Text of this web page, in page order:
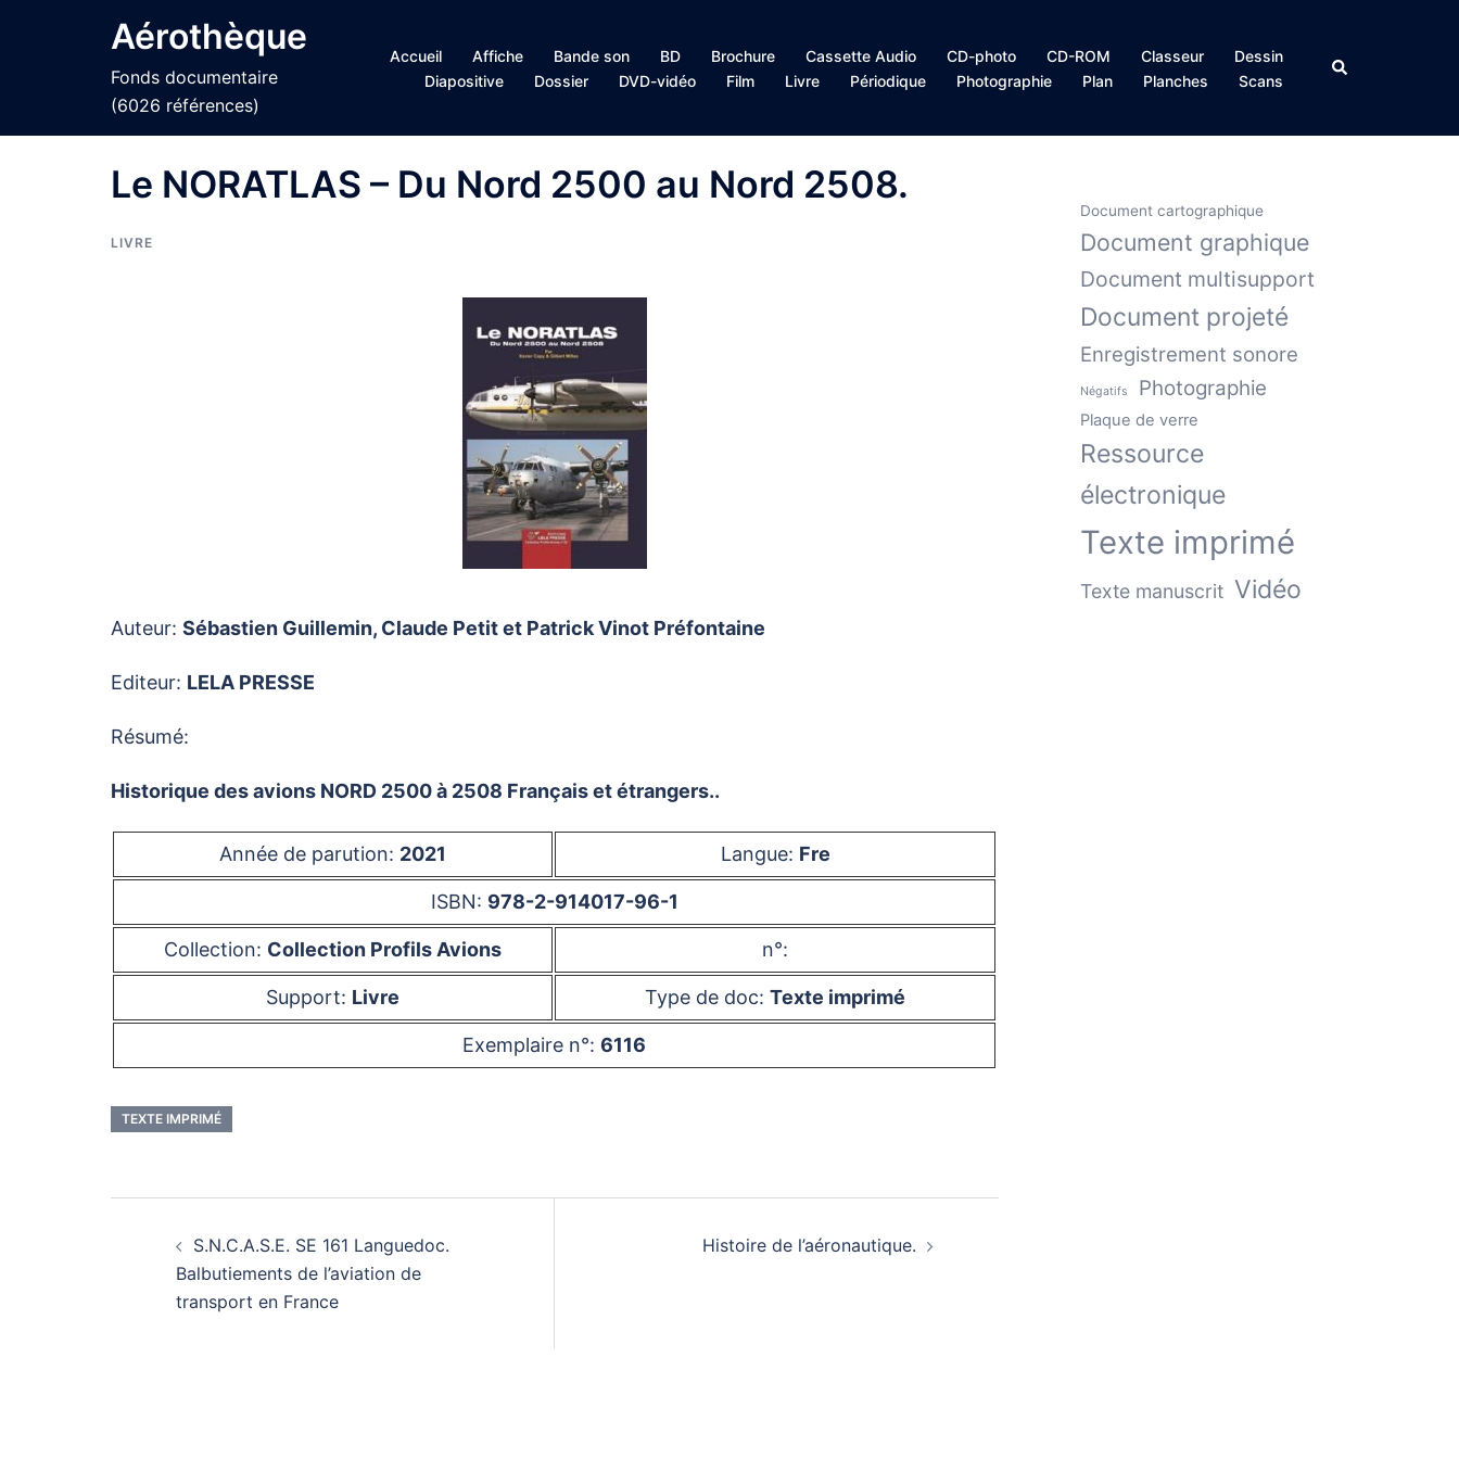
Aérothèque
Fonds documentaire
(6026 références)
Accueil Affiche Bande son BD Brochure Cassette Audio CD-photo CD-ROM Classeur
Dessin
Diapositive
Dossier DVD-vidéo Film Livre Périodique Photographie Plan Planches Scans
Rechercher
Le NORATLAS – Du Nord 2500 au Nord 2508.
LIVRE
Auteur: Sébastien Guillemin, Claude Petit et Patrick Vinot Préfontaine
Editeur: LELA PRESSE
Résumé:
Historique des avions NORD 2500 à 2508 Français et étrangers..
Année de parution: 2021 Langue: Fre
ISBN: 978-2-914017-96-1
Collection: Collection Profils Avions n°:
Support: Livre Type de doc: Texte imprimé
Exemplaire n°: 6116
TEXTE IMPRIMÉ
d’article
S.N.C.A.S.E. SE 161 Languedoc.
Balbutiements de l’aviation de
transport en France
Histoire de l’aéronautique.
Document cartographique
Document graphique
Document multisupport
Document projeté
Enregistrement sonore
Négatifs Photographie
Plaque de verre
Ressource
électronique
Texte imprimé
Texte manuscrit Vidéo